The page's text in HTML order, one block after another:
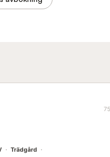
75
Trädgård